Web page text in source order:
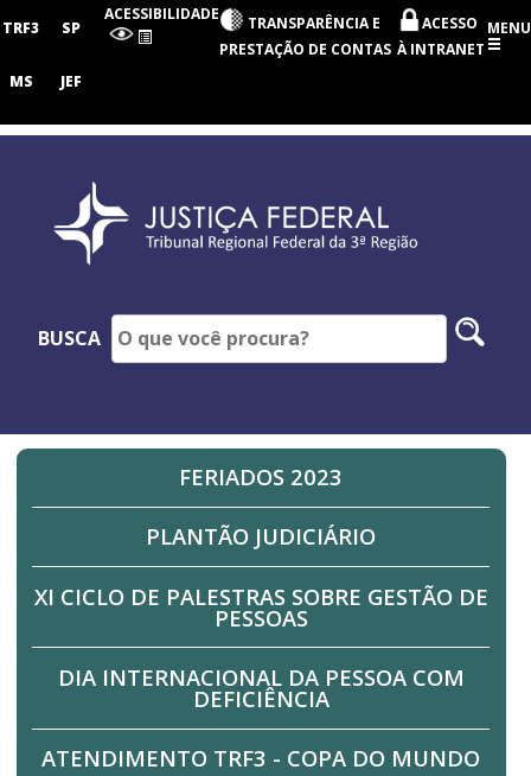
Regional
3ª
TRF3 SP
MS JEF
ACESSIBILIDADE
TRANSPARÊNCIA E
PRESTAÇÃO DE CONTAS
ACESSO
À INTRANET
MENU
BUSCA
FERIADOS 2023
PLANTÃO JUDICIÁRIO
XI CICLO DE PALESTRAS SOBRE GESTÃO DE
PESSOAS
DIA INTERNACIONAL DA PESSOA COM
DEFICIÊNCIA
ATENDIMENTO TRF3 - COPA DO MUNDO